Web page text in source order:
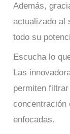
Además,
actualizado al
todo su
Escucha lo
Las
permiten
concentración
enfocadas.